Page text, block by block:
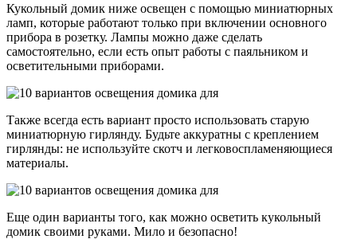
Кукольный домик ниже освещен с помощью миниатюрных
ламп, которые работают только при включении основного
прибора в розетку. Лампы можно даже сделать
самостоятельно, если есть опыт работы с паяльником и
осветительными приборами.
Также всегда есть вариант просто использовать старую
миниатюрную гирлянду. Будьте аккуратны с креплением
гирлянды: не используйте скотч и легковоспламеняющиеся
материалы.
Еще один варианты того, как можно осветить кукольный
домик своими руками. Мило и безопасно!